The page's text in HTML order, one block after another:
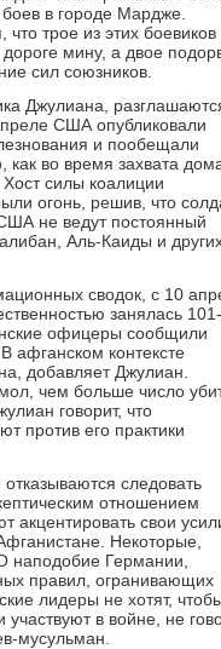
в городе Мардже.
трое из этих боевиков
мину, а двое
сил союзников.
Джулиана,
США опубликовали
и пообещали
как во время захвата
силы коалиции
огонь, решив, что
не ведут постоянный
Аль-Каиды и
сводок, с 10
занялась
офицеры сообщили
афганском контексте
добавляет Джулиан.
чем больше число
говорит, что
против его практики
следовать
отношением
акцентировать свои
Некоторые,
наподобие Германии,
правил, огранивающих
лидеры не хотят,
в войне, не
мусульман.